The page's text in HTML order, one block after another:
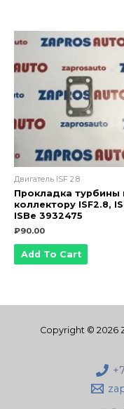
Двигатель ISF 2.8
Прокладка турбины
коллектору ISF2.8,
ISBe 3932475
₽90.00
Add To Cart
Copyright © 2026